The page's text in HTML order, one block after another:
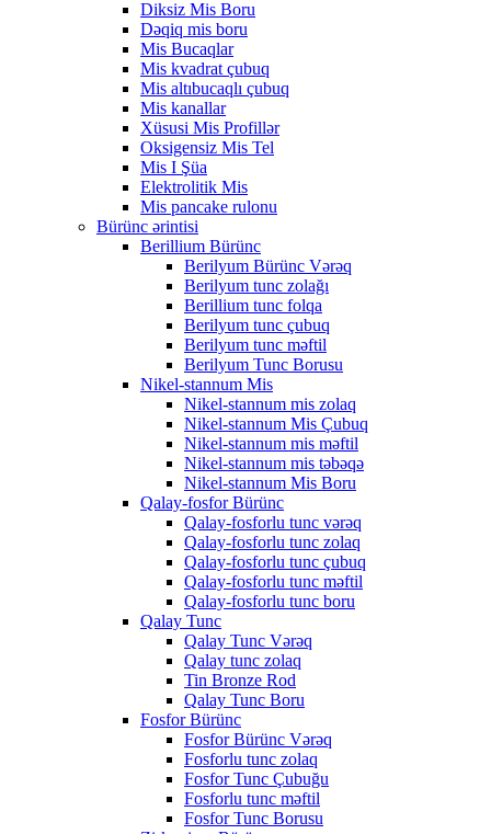
Diksiz Mis Boru
Dəqiq mis boru
Mis Bucaqlar
Mis kvadrat çubuq
Mis altıbucaqlı çubuq
Mis kanallar
Xüsusi Mis Profillər
Oksigensiz Mis Tel
Mis I Şüa
Elektrolitik Mis
Mis pancake rulonu
Bürünc ərintisi
Berillium Bürünc
Berilyum Bürünc Vərəq
Berilyum tunc zolağı
Berillium tunc folqa
Berilyum tunc çubuq
Berilyum tunc məftil
Berilyum Tunc Borusu
Nikel-stannum Mis
Nikel-stannum mis zolaq
Nikel-stannum Mis Çubuq
Nikel-stannum mis məftil
Nikel-stannum mis təbəqə
Nikel-stannum Mis Boru
Qalay-fosfor Bürünc
Qalay-fosforlu tunc vərəq
Qalay-fosforlu tunc zolaq
Qalay-fosforlu tunc çubuq
Qalay-fosforlu tunc məftil
Qalay-fosforlu tunc boru
Qalay Tunc
Qalay Tunc Vərəq
Qalay tunc zolaq
Tin Bronze Rod
Qalay Tunc Boru
Fosfor Bürünc
Fosfor Bürünc Vərəq
Fosforlu tunc zolaq
Fosfor Tunc Çubuğu
Fosforlu tunc məftil
Fosfor Tunc Borusu